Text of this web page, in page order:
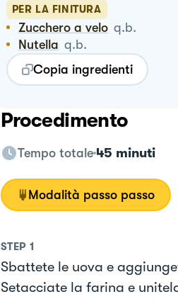
PER LA FINITURA
Zucchero a velo q.b.
Nutella q.b.
Copia ingredienti
Procedimento
Tempo totale 45 minuti
Modalità passo passo
STEP 1
Sbattete le uova e
Setacciate la farina e